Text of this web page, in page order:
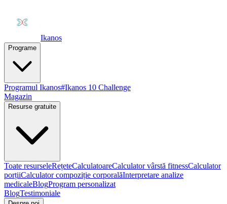
Ikanos
Programe
Programul Ikanos#Ikanos 10 Challenge
Magazin
Resurse gratuite
Toate resurseleRețeteCalculatoareCalculator vârstă fitnessCalculator
porțiiCalculator compoziție corporalăInterpretare analize
medicaleBlogProgram personalizat
BlogTestimoniale